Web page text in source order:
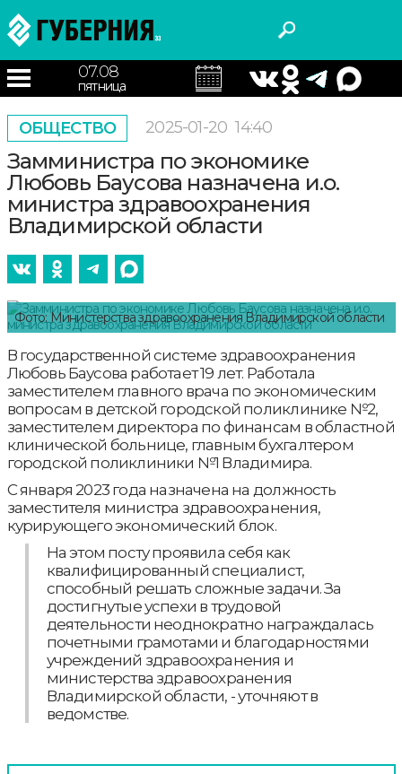
07.08
пятница
ОБЩЕСТВО 2025-01-20 14:40
Замминистра по экономике
Любовь Баусова назначена и.о.
министра здравоохранения
Владимирской области
Фото: Министерства здравоохранения Владимирской области
В государственной системе здравоохранения
Любовь Баусова работает 19 лет. Работала
заместителем главного врача по экономическим
вопросам в детской городской поликлинике №2,
заместителем директора по финансам в областной
клинической больнице, главным бухгалтером
городской поликлиники №1 Владимира.
С января 2023 года назначена на должность
заместителя министра здравоохранения,
курирующего экономический блок.
На этом посту проявила себя как
квалифицированный специалист,
способный решать сложные задачи. За
достигнутые успехи в трудовой
деятельности неоднократно награждалась
почетными грамотами и благодарностями
учреждений здравоохранения и
министерства здравоохранения
Владимирской области, - уточняют в
ведомстве.